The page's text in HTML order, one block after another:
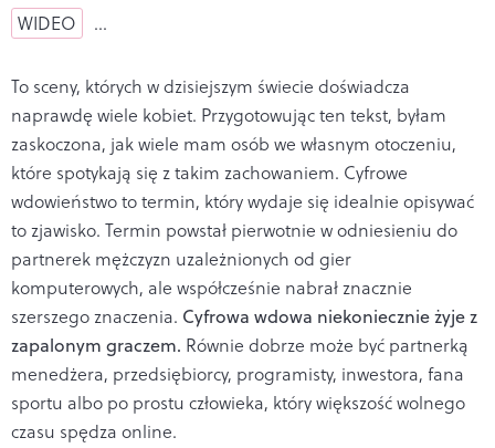
WIDEO …
To sceny, których w dzisiejszym świecie doświadcza
naprawdę wiele kobiet. Przygotowując ten tekst, byłam
zaskoczona, jak wiele mam osób we własnym otoczeniu,
które spotykają się z takim zachowaniem. Cyfrowe
wdowieństwo to termin, który wydaje się idealnie opisywać
to zjawisko. Termin powstał pierwotnie w odniesieniu do
partnerek mężczyzn uzależnionych od gier
komputerowych, ale współcześnie nabrał znacznie
szerszego znaczenia. Cyfrowa wdowa niekoniecznie żyje z
zapalonym graczem. Równie dobrze może być partnerką
menedżera, przedsiębiorcy, programisty, inwestora, fana
sportu albo po prostu człowieka, który większość wolnego
czasu spędza online.